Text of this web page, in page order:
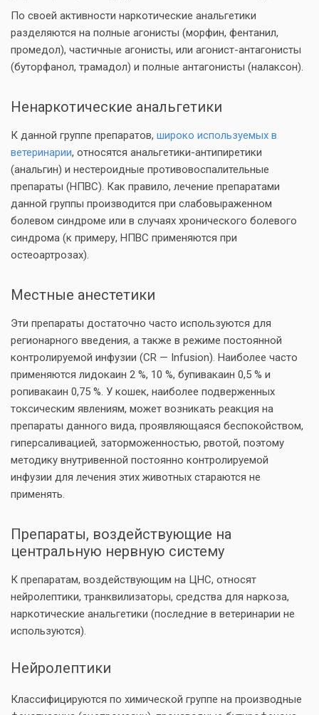
По своей активности наркотические анальгетики
разделяются на полные агонисты (морфин, фентанил,
промедол), частичные агонисты, или агонист-антагонисты
(буторфанол, трамадол) и полные антагонисты (налаксон).
Ненаркотические анальгетики
К данной группе препаратов, широко используемых в
ветеринарии, относятся анальгетики-антипиретики
(анальгин) и нестероидные противовоспалительные
препараты (НПВС). Как правило, лечение препаратами
данной группы производится при слабовыраженном
болевом синдроме или в случаях хронического болевого
синдрома (к примеру, НПВС применяются при
остеоартрозах).
Местные анестетики
Эти препараты достаточно часто используются для
регионарного введения, а также в режиме постоянной
контролируемой инфузии (CR — Infusion). Наиболее часто
применяются лидокаин 2 %, 10 %, бупивакаин 0,5 % и
ропивакаин 0,75 %. У кошек, наиболее подверженных
токсическим явлениям, может возникать реакция на
препараты данного вида, проявляющаяся беспокойством,
гиперсаливацией, заторможенностью, рвотой, поэтому
методику внутривенной постоянно контролируемой
инфузии для лечения этих животных стараются не
применять.
Препараты, воздействующие на
центральную нервную систему
К препаратам, воздействующим на ЦНС, относят
нейролептики, транквилизаторы, средства для наркоза,
наркотические анальгетики (последние в ветеринарии не
используются).
Нейролептики
Классифицируются по химической группе на производные